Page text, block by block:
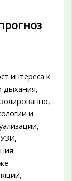
интереса к
дыхания,
и